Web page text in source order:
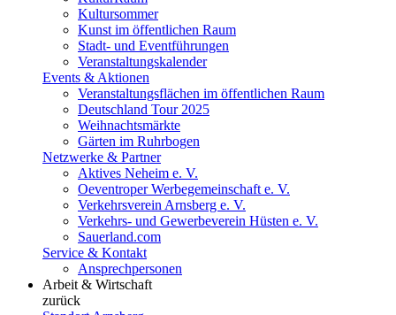
Kultursommer
Kunst im öffentlichen Raum
Stadt- und Eventführungen
Veranstaltungskalender
Events & Aktionen
Veranstaltungsflächen im öffentlichen Raum
Deutschland Tour 2025
Weihnachtsmärkte
Gärten im Ruhrbogen
Netzwerke & Partner
Aktives Neheim e. V.
Oeventroper Werbegemeinschaft e. V.
Verkehrsverein Arnsberg e. V.
Verkehrs- und Gewerbeverein Hüsten e. V.
Sauerland.com
Service & Kontakt
Ansprechpersonen
Arbeit & Wirtschaft
zurück